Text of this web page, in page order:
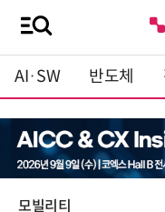
AI·SW 반도체
모빌리티